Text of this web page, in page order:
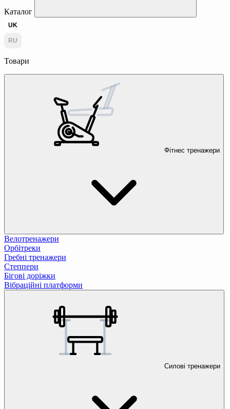
Каталог
UK
RU
Товари
Фітнес тренажери
Велотренажери
Орбітреки
Гребні тренажери
Степпери
Бігові доріжки
Вібраційні платформи
Силові тренажери